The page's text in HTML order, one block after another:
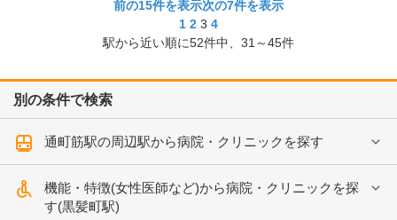
前の15件を表示次の7件を表示
1 2 3 4
駅から近い順に52件中、 31～45件
別の条件で検索
通町筋駅の周辺駅から病院・クリニックを探す
機能・特徴(女性医師など)から病院・クリニックを探
す(黒髪町駅)